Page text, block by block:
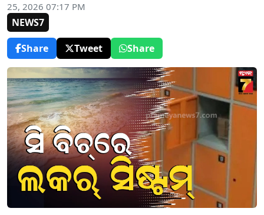
25, 2026 07:17 PM
NEWS7
Share
Tweet Share